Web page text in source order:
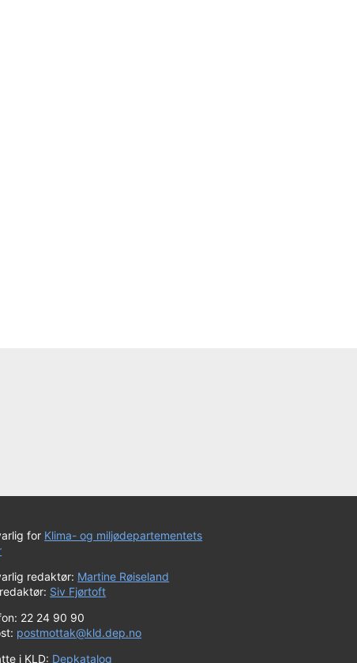
for Klima- og miljødepartementets
redaktør: Martine Røiseland
Siv Fjørtoft
22 24 90 90
postmottak@kld.dep.no
i KLD: Depkatalog